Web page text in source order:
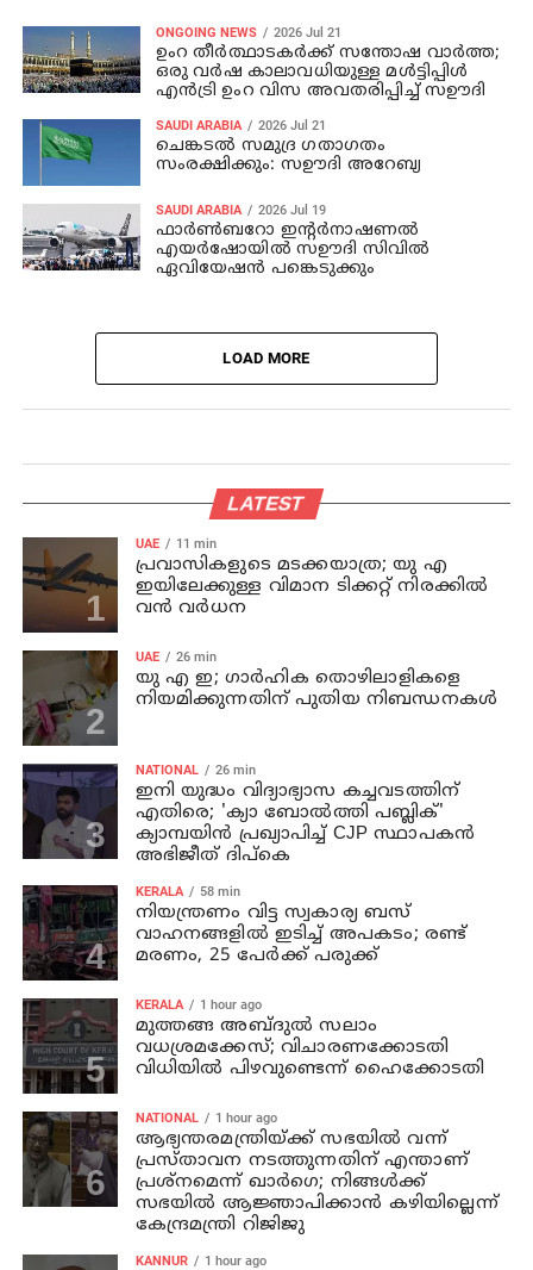
ONGOING NEWS 2026 Jul 21
ഉംറ തീർത്ഥാടകർക്ക് സന്തോഷ വാർത്ത;
ഒരു വർഷ കാലാവധിയുള്ള മൾട്ടിപ്പിൾ
എൻട്രി ഉംറ വിസ അവതരിപ്പിച്ച് സഊദി
SAUDI ARABIA 2026 Jul 21
ചെങ്കടൽ സമുദ്ര ഗതാഗതം
സംരക്ഷിക്കും: സഊദി അറേബ്യ
SAUDI ARABIA 2026 Jul 19
ഫാര്‍ണ്‍ബറോ ഇന്റര്‍നാഷണല്‍
എയര്‍ഷോയില്‍ സഊദി സിവില്‍
ഏവിയേഷന്‍ പങ്കെടുക്കും
LOAD MORE
LATEST
UAE 11 min
പ്രവാസികളുടെ മടക്കയാത്ര; യു എ
ഇയിലേക്കുള്ള വിമാന ടിക്കറ്റ് നിരക്കിൽ
വൻ വർധന
UAE 26 min
യു എ ഇ; ഗാർഹിക തൊഴിലാളികളെ
നിയമിക്കുന്നതിന് പുതിയ നിബന്ധനകൾ
NATIONAL 26 min
ഇനി യുദ്ധം വിദ്യാഭ്യാസ കച്ചവടത്തിന്
എതിരെ; 'ക്യാ ബോൽത്തി പബ്ലിക്'
ക്യാമ്പയിൻ പ്രഖ്യാപിച്ച് CJP സ്ഥാപകൻ
അഭിജീത് ദിപ്കെ
KERALA 58 min
നിയന്ത്രണം വിട്ട സ്വകാര്യ ബസ്
വാഹനങ്ങളില്‍ ഇടിച്ച് അപകടം; രണ്ട്
മരണം, 25 പേർക്ക് പരുക്ക്
KERALA 1 hour ago
മുത്തങ്ങ അബ്ദുല്‍ സലാം
വധശ്രമക്കേസ്; വിചാരണക്കോടതി
വിധിയില്‍ പിഴവുണ്ടെന്ന് ഹൈക്കോടതി
NATIONAL 1 hour ago
ആഭ്യന്തരമന്ത്രിയ്ക്ക് സഭയില്‍ വന്ന്
പ്രസ്താവന നടത്തുന്നതിന് എന്താണ്
പ്രശ്‌നമെന്ന് ഖാര്‍ഗെ; നിങ്ങള്‍ക്ക്
സഭയില്‍ ആജ്ഞാപിക്കാന്‍ കഴിയില്ലെന്ന്
കേന്ദ്രമന്ത്രി റിജിജു
KANNUR 1 hour ago